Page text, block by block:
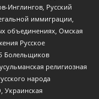
Инглингов, Русский
иммиграции,
объединениях, Омская
Русское
Болельщиков
религиозная
народа
Украинская